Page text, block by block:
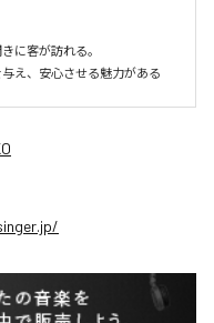
に客が訪れる。
え、安心させる魅力がある